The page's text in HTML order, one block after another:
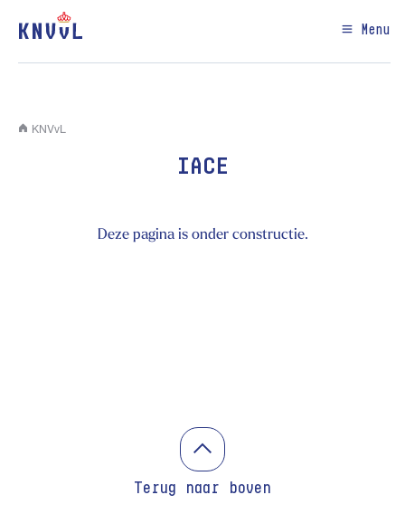
Menu
KNVvL
IACE
Deze pagina is onder constructie.
Terug naar boven